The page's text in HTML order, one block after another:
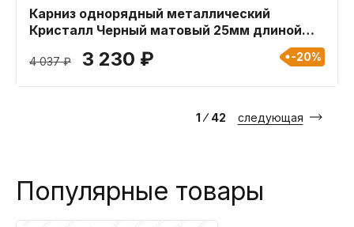
Карниз однорядный металлический
Кристалл Черный матовый 25мм длиной
4 037 ₽ 3 230 ₽ -20%
1 ⁄ 42 следующая
Популярные товары